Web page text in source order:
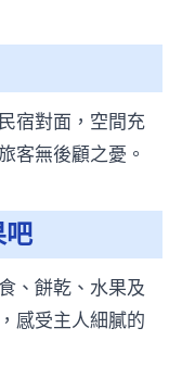
宿對面，空間充
客無後顧之憂。
吧
、餅乾、水果及
感受主人細膩的